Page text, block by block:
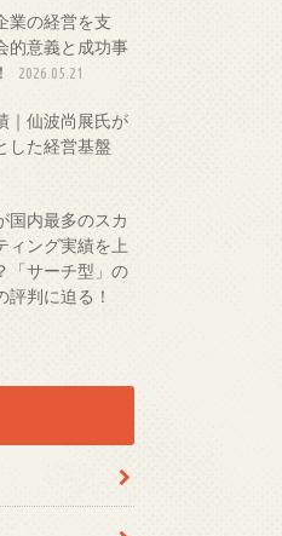
業の経営を支
的意義と成功事
2026.05.21
｜仙波尚展氏が
した経営基盤
国内最多のスカ
ィング実績を上
「サーチ型」の
評判に迫る！